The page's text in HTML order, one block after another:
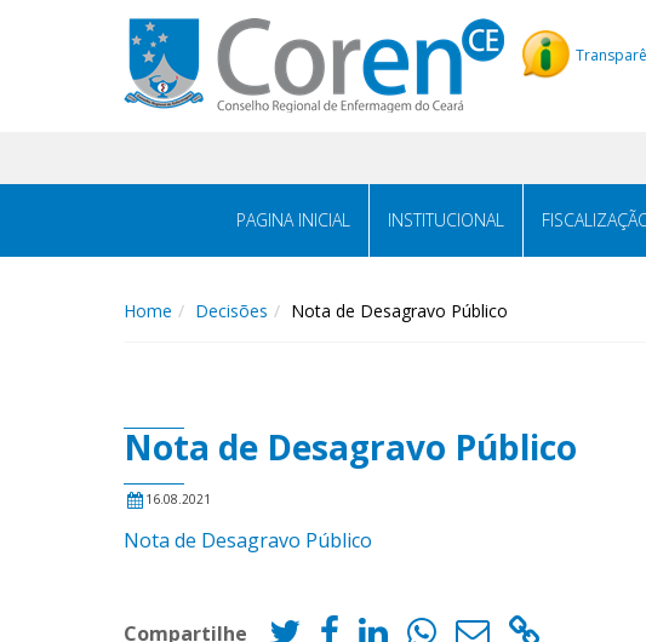
PAGINA INICIAL INSTITUCIONAL
Home Decisões Nota de Desagravo Público
Nota de Desagravo Público
16.08.2021
Nota de Desagravo Público
Compartilhe